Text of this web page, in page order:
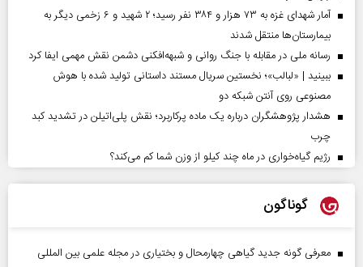
آمار شهدای غزه به ۷۳ هزار و ۳۸۴ نفر رسید؛ ۲ شهید و ۶ زخمی دیگر به
بیمارستان‌ها منتقل شدند
رسانه ملی در مقابله با جنگ روانی و شبهه‌افکنی دشمن نقش مهمی ایفا کرد
ببینید | «لبالب»؛ نخستین سریال مستند داستانی تولید شده با هوش
مصنوعی روی آنتن شبکه دو
هشدار پژوهشگران درباره یک ماده پرکاربرد؛ نقش پلی‌اتیلن در تشدید کبد
چرب
رژیم گیاه‌خواری در ماه چند کیلو از وزن شما کم می‌کند؟
گوناگون
معرفی گونه جدید گیاهی چهارمحال و بختیاری در مجله علمی بین المللی